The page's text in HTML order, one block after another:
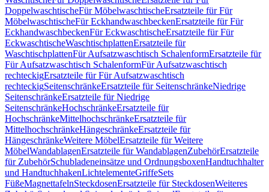
DoppelwaschtischeFür MöbelwaschtischeErsatzteile für Für
MöbelwaschtischeFür EckhandwaschbeckenErsatzteile für Für
EckhandwaschbeckenFür EckwaschtischeErsatzteile für Für
EckwaschtischeWaschtischplattenErsatzteile für
WaschtischplattenFür Aufsatzwaschtisch SchalenformErsatzteile für
Für Aufsatzwaschtisch SchalenformFür Aufsatzwaschtisch
rechteckigErsatzteile für Für Aufsatzwaschtisch
rechteckigSeitenschränkeErsatzteile für SeitenschränkeNiedrige
SeitenschränkeErsatzteile für Niedrige
SeitenschränkeHochschränkeErsatzteile für
HochschränkeMittelhochschränkeErsatzteile für
MittelhochschränkeHängeschränkeErsatzteile für
HängeschränkeWeitere MöbelErsatzteile für Weitere
MöbelWandablagenErsatzteile für WandablagenZubehörErsatzteile
für ZubehörSchubladeneinsätze und OrdnungsboxenHandtuchhalter
und HandtuchhakenLichtelementeGriffeSets
FüßeMagnettafelnSteckdosenErsatzteile für SteckdosenWeiteres